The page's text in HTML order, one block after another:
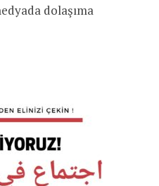
dolaşıma